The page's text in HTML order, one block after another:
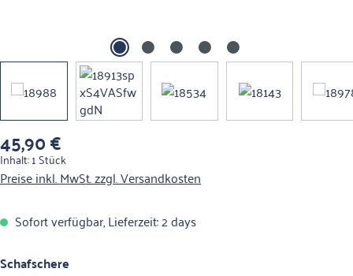
Regulärer Preis:
45,90 €
Inhalt:1 Stück
Preise inkl. MwSt. zzgl. Versandkosten
Sofort verfügbar, Lieferzeit: 2 days
Schafschere